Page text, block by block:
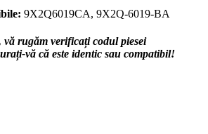
9X2Q6019CA, 9X2Q-6019-BA
vă rugăm verificați codul piesei
vă că este identic sau compatibil!